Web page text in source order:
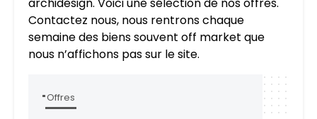
Contactez nous, nous rentrons chaque
semaine des biens souvent off market que
nous n’affichons pas sur le site.
Offres